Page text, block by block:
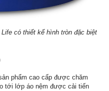
có thiết kế hình tròn đặc biệt
phẩm cao cấp được chăm
tới lớp áo nệm được cải tiến